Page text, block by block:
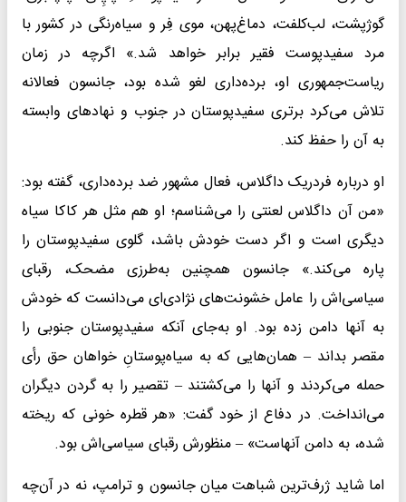
گوژپشت، لب‌کلفت، دماغ‌پهن، موی فِر و سیاه‌رنگی در کشور با
مرد سفیدپوست فقیر برابر خواهد شد.» اگرچه در زمان
ریاست‌جمهوری او، برده‌داری لغو شده بود، جانسون فعالانه
تلاش می‌کرد برتری سفیدپوستان در جنوب و نهاد‌های وابسته
به آن را حفظ کند.
او درباره فردریک داگلاس، فعال مشهور ضد برده‌داری، گفته بود:
«من آن داگلاس لعنتی را می‌شناسم؛ او هم مثل هر کاکا سیاه
دیگری است و اگر دست خودش باشد، گلوی سفیدپوستان را
پاره می‌کند.» جانسون همچنین به‌طرزی مضحک، رقبای
سیاسی‌اش را عامل خشونت‌های نژادی‌ای می‌دانست که خودش
به آنها دامن زده بود. او به‌جای آنکه سفیدپوستان جنوبی را
مقصر بداند – همان‌هایی که به سیاه‌پوستانِ خواهان حق رأی
حمله می‌کردند و آنها را می‌کشتند – تقصیر را به گردن دیگران
می‌انداخت. در دفاع از خود گفت: «هر قطره خونی که ریخته
شده، به دامن آنهاست» – منظورش رقبای سیاسی‌اش بود.
اما شاید ژرف‌ترین شباهت میان جانسون و ترامپ، نه در آن‌چه